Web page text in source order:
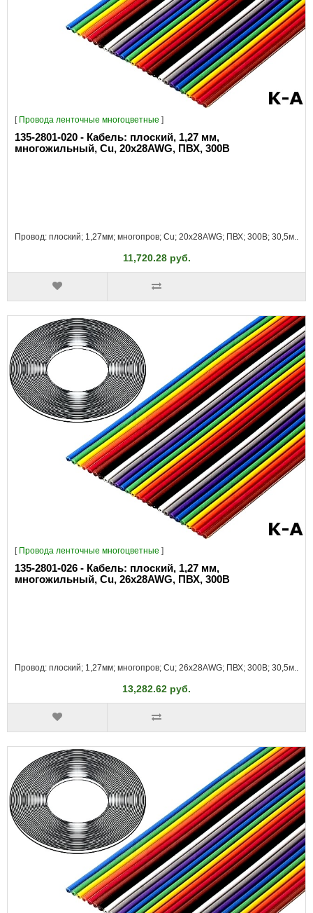
[ Провода ленточные многоцветные ]
135-2801-020 - Кабель: плоский, 1,27 мм,
многожильный, Cu, 20x28AWG, ПВХ, 300В
Провод: плоский; 1,27мм; многопров; Cu; 20x28AWG; ПВХ; 300В; 30,5м..
11,720.28 руб.
[ Провода ленточные многоцветные ]
135-2801-026 - Кабель: плоский, 1,27 мм,
многожильный, Cu, 26x28AWG, ПВХ, 300В
Провод: плоский; 1,27мм; многопров; Cu; 26x28AWG; ПВХ; 300В; 30,5м..
13,282.62 руб.